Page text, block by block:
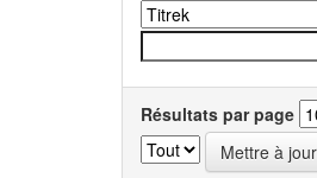
Résultats par page